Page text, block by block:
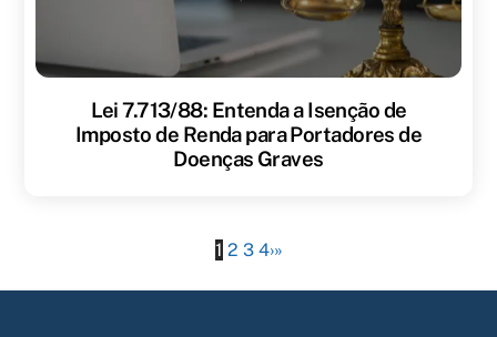
Lei 7.713/88: Entenda a Isenção de
Imposto de Renda para Portadores de
Doenças Graves
1 2 3 4›»